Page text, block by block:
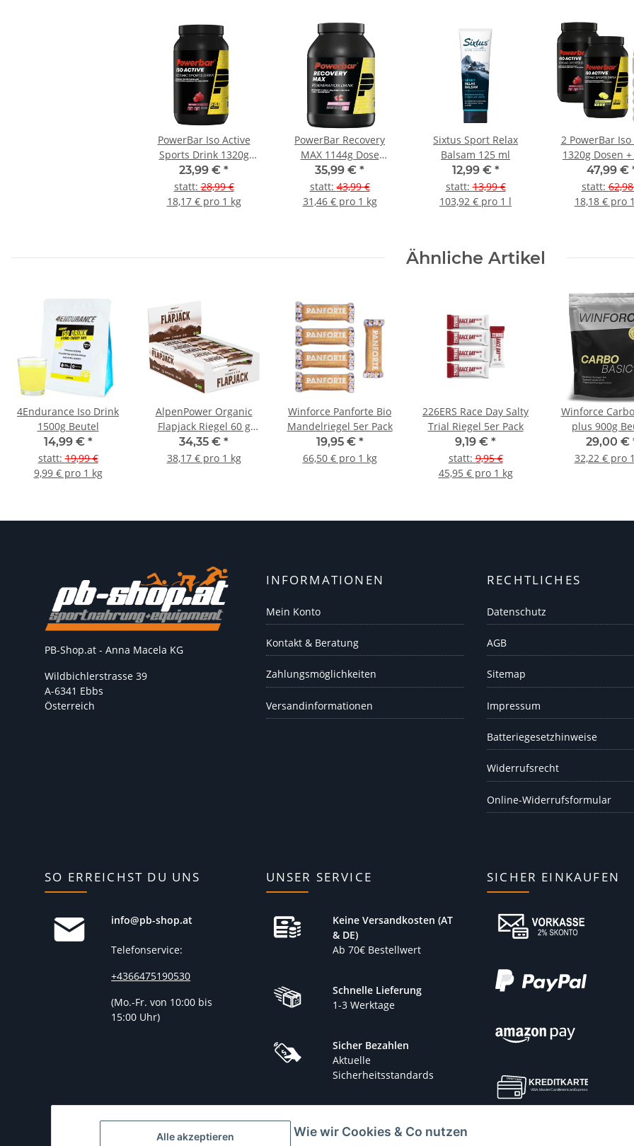
Alle akzeptieren Wie wir Cookies & Co nutzen
PowerBar Iso Active
Sports Drink 1320g
Dose Red Fruit
23,99 € *
statt:28,99 €
18,17 € pro 1 kg
PowerBar Recovery
MAX 1144g Dose
Rasberry (Himbeere)
35,99 € *
statt:43,99 €
31,46 € pro 1 kg
Sixtus Sport Relax
Balsam 125 ml
12,99 € *
statt:13,99 €
103,92 € pro 1 l
2 PowerBar Iso
1320g Dosen
Trinkflasche je
Lemon +
47,99 €
statt:
18,18 € pro
Ähnliche Artikel
4Endurance Iso Drink
1500g Beutel
14,99 € *
statt:19,99 €
9,99 € pro 1 kg
AlpenPower Organic
Flapjack Riegel 60 g
15er Box
34,35 € *
38,17 € pro 1 kg
Winforce Panforte Bio
Mandelriegel 5er Pack
19,95 € *
66,50 € pro 1 kg
226ERS Race Day Salty
Trial Riegel 5er Pack
9,19 € *
statt:9,95 €
45,95 € pro 1 kg
Winforce
plus 900g
29,00 €
32,22 € pro
PB-Shop.at - Anna Macela KG
Wildbichlerstrasse 39
A-6341 Ebbs
Österreich
INFORMATIONEN
Mein Konto
Kontakt & Beratung
Zahlungsmöglichkeiten
Versandinformationen
RECHTLICHES
Datenschutz
AGB
Sitemap
Impressum
Batteriegesetzhinweise
Widerrufsrecht
Online-Widerrufsformular
SO ERREICHST DU UNS
info@pb-shop.at
Telefonservice:
+4366475190530
(Mo.-Fr. von 10:00 bis
15:00 Uhr)
UNSER SERVICE
Keine Versandkosten (AT
& DE)
Ab 70€ Bestellwert
Schnelle Lieferung
1-3 Werktage
Sicher Bezahlen
Aktuelle
Sicherheitsstandards
SICHER EINKAUFEN